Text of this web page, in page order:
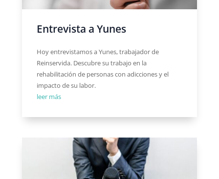
Entrevista a Yunes
Hoy entrevistamos a Yunes, trabajador de
Reinservida. Descubre su trabajo en la
rehabilitación de personas con adicciones y el
impacto de su labor.
leer más